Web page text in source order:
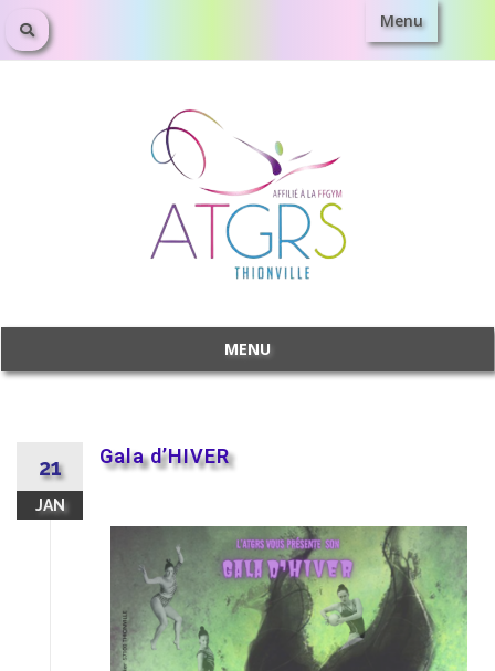
Menu
MENU
21
JAN
Gala d’HIVER